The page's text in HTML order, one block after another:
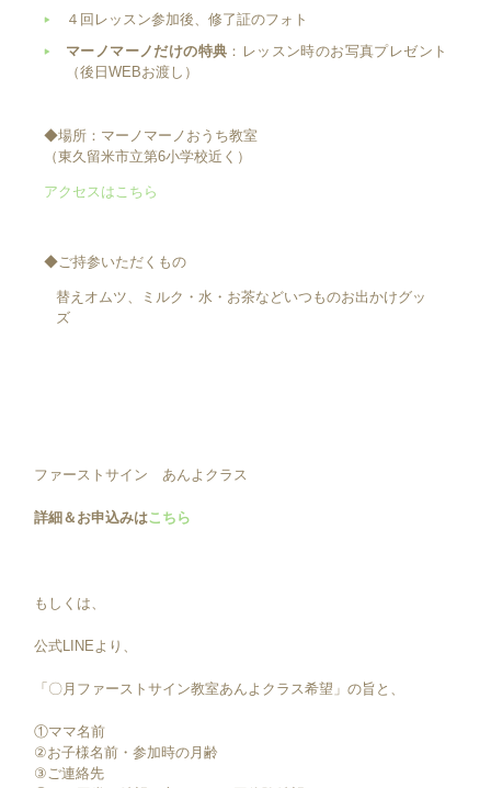
４回レッスン参加後、修了証のフォト
マーノマーノだけの特典 ：レッスン時のお写真プレゼント
（後日WEBお渡し）
◆場所：マーノマーノおうち教室
（東久留米市立第6小学校近く）
アクセスはこちら
◆ご持参いただくもの
替えオムツ、ミルク・水・お茶などいつものお出かけグッ
ズ
ファーストサイン あんよクラス
詳細＆お申込みはこちら
もしくは、
公式LINEより、
「〇月ファーストサイン教室あんよクラス希望」の旨と、
①ママ名前
②お子様名前・参加時の月齢
③ご連絡先